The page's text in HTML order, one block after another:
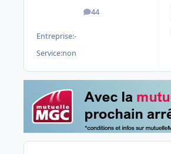
44
messages
Entreprise:-
Service:non